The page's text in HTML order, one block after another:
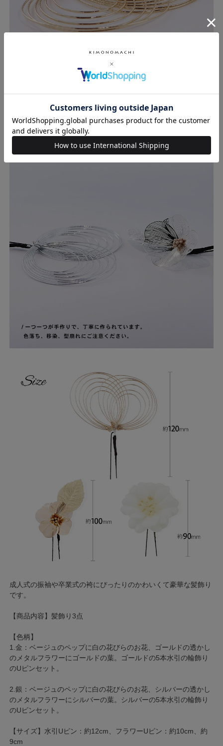
成人式の振袖や卒業式の袴にぴったりのかわいくて豪華な髪飾り
です。
【商品内容】髪飾り3点
【色柄】
1.金：ベージュのペップに白の花びらのお花、ゴールドの透かし
のメタルフラワーにゴールドの葉。ゴールドの5本水引の輪飾り
のUピンセット。
2.銀：ベージュのペップに白の花びらのお花、シルバーの透かし
のメタルフラワーにシルバーの葉。シルバーの5本水引の輪飾り
のUピンセット。
【サイズ】水引Uピン：約12cm、フラワーUピン：約10cm、約
9cm